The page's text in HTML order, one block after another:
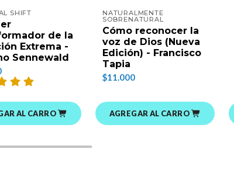
SHIFT
de la
Extrema -
Sennewald
AL CARRO
NATURALMENTE
SOBRENATURAL
Cómo reconocer la
voz de Dios (Nueva
Edición) - Francisco
Tapia
$11.000
AGREGAR AL CARRO